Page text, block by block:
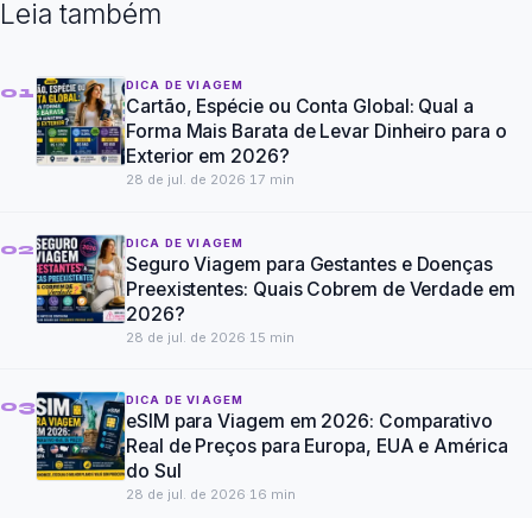
Leia também
01 DICA DE VIAGEM
Cartão, Espécie ou Conta Global: Qual a
Forma Mais Barata de Levar Dinheiro para o
Exterior em 2026?
28 de jul. de 2026 17 min
02 DICA DE VIAGEM
Seguro Viagem para Gestantes e Doenças
Preexistentes: Quais Cobrem de Verdade em
2026?
28 de jul. de 2026 15 min
03 DICA DE VIAGEM
eSIM para Viagem em 2026: Comparativo
Real de Preços para Europa, EUA e América
do Sul
28 de jul. de 2026 16 min